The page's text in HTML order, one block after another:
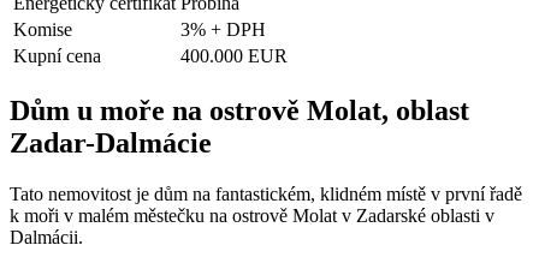
Komise
3% + DPH
Kupní cena
400.000 EUR
Dům u moře na ostrově Molat, oblast
Zadar-Dalmácie
Tato nemovitost je dům na fantastickém, klidném místě v první řadě
k moři v malém městečku na ostrově Molat v Zadarské oblasti v
Dalmácii.